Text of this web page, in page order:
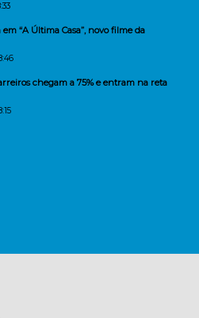
“A Última Casa”, novo filme da
chegam a 75% e entram na reta